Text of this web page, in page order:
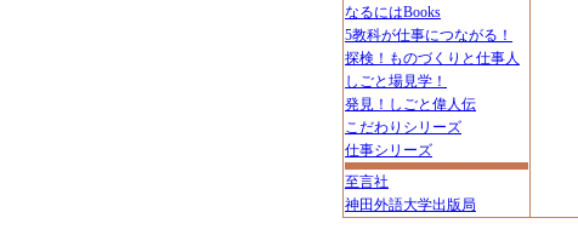
なるにはBooks
5教科が仕事につながる！
探検！ものづくりと仕事人
しごと場見学！
発見！しごと偉人伝
こだわりシリーズ
仕事シリーズ
至言社
神田外語大学出版局